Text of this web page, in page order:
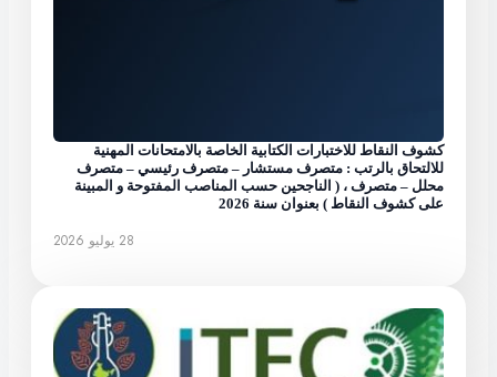
كشوف النقاط للاختبارات الكتابية الخاصة بالامتحانات المهنية
للالتحاق بالرتب : متصرف مستشار – متصرف رئيسي – متصرف
محلل – متصرف ، ( الناجحين حسب المناصب المفتوحة و المبينة
على كشوف النقاط ) بعنوان سنة 2026
28 يوليو 2026